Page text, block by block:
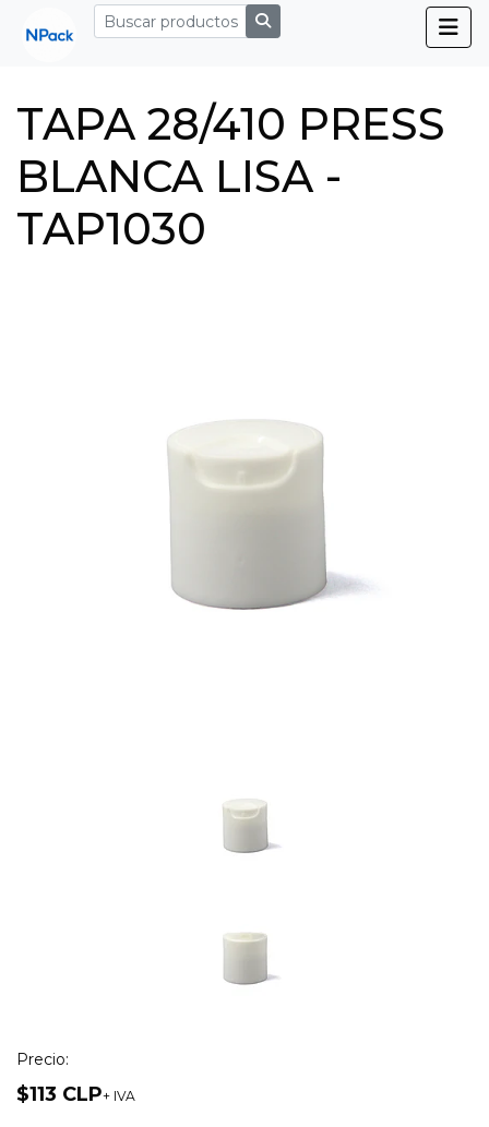
TAPA 28/410 PRESS
BLANCA LISA -
TAP1030
Precio:
$113 CLP+ IVA